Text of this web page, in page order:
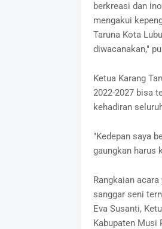
berkreasi dan
mengakui
Taruna Kota
diwacanakan,"
Ketua Karang
2022-2027 bisa
kehadiran
"Kedepan saya
gaungkan harus
Rangkaian
sanggar seni
Eva Susanti,
Kabupaten Musi